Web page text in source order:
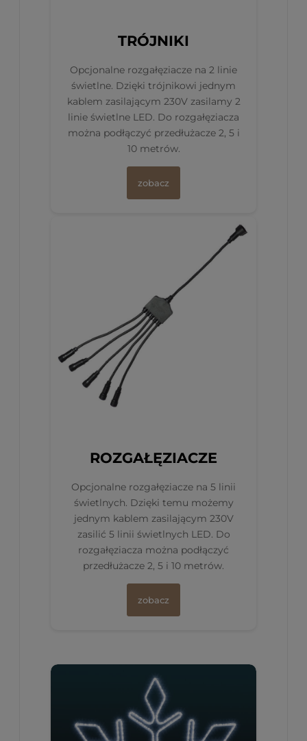
TRÓJNIKI
Opcjonalne rozgałęziacze na 2 linie
świetlne. Dzięki trójnikowi jednym
kablem zasilającym 230V zasilamy 2
linie świetlne LED. Do rozgałęziacza
można podłączyć przedłużacze 2, 5 i
10 metrów.
zobacz
ROZGAŁĘZIACZE
Opcjonalne rozgałęziacze na 5 linii
świetlnych. Dzięki temu możemy
jednym kablem zasilającym 230V
zasilić 5 linii świetlnych LED. Do
rozgałęziacza można podłączyć
przedłużacze 2, 5 i 10 metrów.
zobacz